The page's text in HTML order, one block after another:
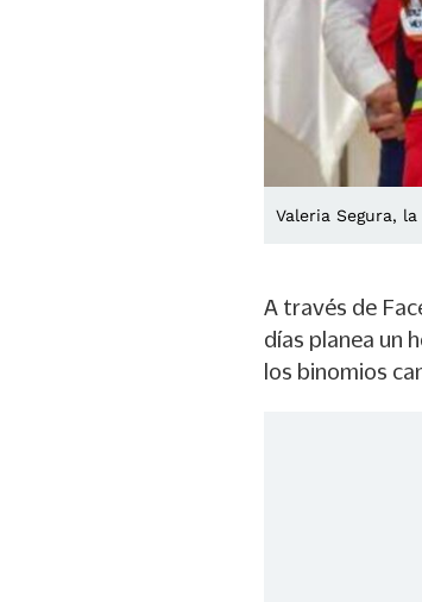
Valeria Segura,
A través de
días planea un
los binomios